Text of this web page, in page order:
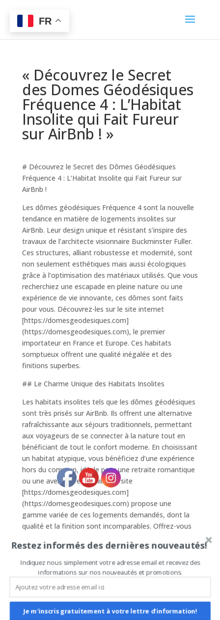
« Découvrez le Secret
des Domes Géodésiques
Fréquence 4 : L’Habitat
Insolite qui Fait Fureur
sur AirBnb ! »
# Découvrez le Secret des Dômes Géodésiques
Fréquence 4 : L’Habitat Insolite qui Fait Fureur sur
AirBnb !
Les dômes géodésiques Fréquence 4 sont la nouvelle
tendance en matière de logements insolites sur
AirBnb. Leur design unique et résistant s’inspire des
travaux de l’architecte visionnaire Buckminster Fuller.
Ces structures, alliant robustesse et modernité, sont
non seulement esthétiques mais aussi écologiques
grâce à l’optimisation des matériaux utilisés. Que vous
recherchiez une escapade en pleine nature ou une
expérience de vie innovante, ces dômes sont faits
pour vous. Découvrez-les sur le site internet
[https://domesgeodesiques.com]
(https://domesgeodesiques.com), le premier
importateur en France et Europe. Ces habitats
somptueux offrent une qualité inégalée et des
finitions superbes.
## Le Charme Unique des Habitats Insolites
Les habitats insolites tels que les dômes géodésiques
sont très prisés sur AirBnb. Ils offrent une alternative
rafraîchissante aux séjours traditionnels, permettant
aux voyageurs de se connecter à la nature tout en
bénéficiant de tout le confort moderne. En choisissant
un habitat atypique, vous bénéficiez d’une expérience
hors du commun, idéale pour une retraite romantique
ou une aventure en famille. Le site
[https://domesgeodesiques.com]
(https://domesgeodesiques.com) propose une
gamme variée de ces logements demandés, dont la
qualité et la finition sont incomparables. Offrez-vous
Opter pour des dômes géodésiques comme
investissements pour AirBnb est une décision
judicieuse. Leur popularité croissante assure un taux
élevé de réservation et un excellent retour sur
FR
Restez informés des dernières nouveautés!
Indiquez nous simplement votre adresse email et recevez des
informations sur nos nouveautés et promotions.
Je m'inscris gratuitement à votre lettre d'information!